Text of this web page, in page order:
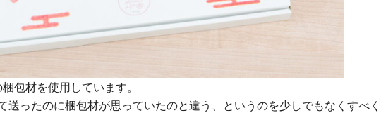
包材を使用しています。
送ったのに梱包材が思っていたのと違う、というのを少しでもなくすべく